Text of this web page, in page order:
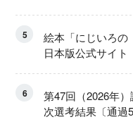
5
絵本「にじいろ
日本版公式サイト
6
第47回（2026年
次選考結果〔通過